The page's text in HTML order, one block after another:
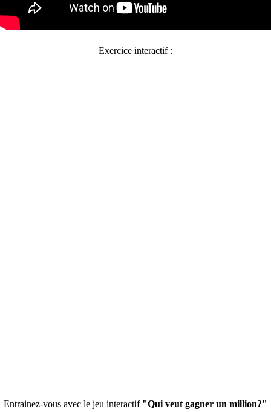
Exercice interactif :
Entrainez-vous avec le jeu interactif "Qui veut gagner un million?"